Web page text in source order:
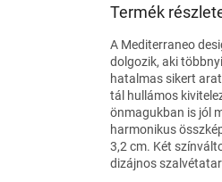
Termék
A Mediterraneo
dolgozik, aki
hatalmas sikert
tál hullámos
önmagukban is jól
harmonikus
3,2 cm. Két
dizájnos